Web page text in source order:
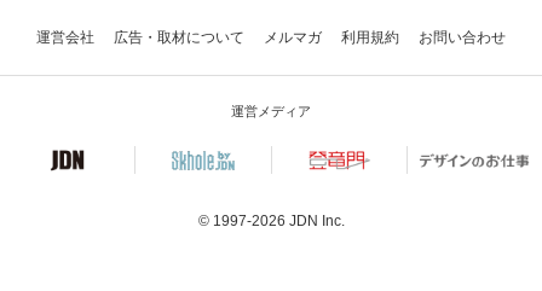
運営会社 広告・取材について メルマガ 利用規約 お問い合わせ
運営メディア
© 1997-2026 JDN Inc.